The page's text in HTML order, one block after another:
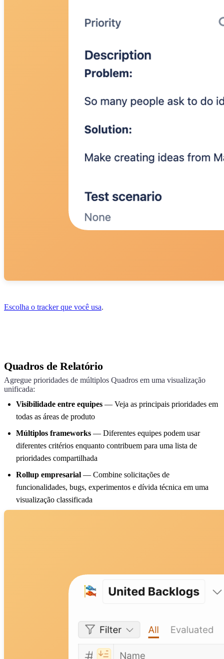
Escolha o tracker que você usa.
Quadros de Relatório
Agregue prioridades de múltiplos Quadros em uma visualização
unificada:
Visibilidade entre equipes — Veja as principais prioridades em
todas as áreas de produto
Múltiplos frameworks — Diferentes equipes podem usar
diferentes critérios enquanto contribuem para uma lista de
prioridades compartilhada
Rollup empresarial — Combine solicitações de
funcionalidades, bugs, experimentos e dívida técnica em uma
visualização classificada